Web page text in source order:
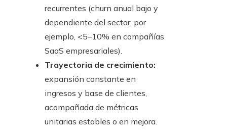
recurrentes (churn anual bajo y
dependiente del sector; por
ejemplo, <5–10% en compañías
SaaS empresariales).
Trayectoria de crecimiento:
expansión constante en
ingresos y base de clientes,
acompañada de métricas
unitarias estables o en mejora.